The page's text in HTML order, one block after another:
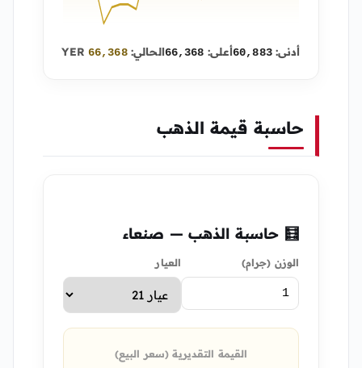
أدنى:60,883أعلى: 66,368الحالي:66,368
YER
حاسبة قيمة الذهب
🧮 حاسبة الذهب — صنعاء
الوزن (جرام) العيار
القيمة التقديرية (سعر البيع)